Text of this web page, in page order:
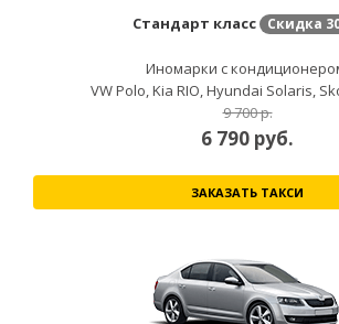
Стандарт класс Скидка
Иномарки с
VW Polo, Kia RIO, Hyundai Solaris,
9 700 р.
6 790 руб.
ЗАКАЗАТЬ ТАКСИ